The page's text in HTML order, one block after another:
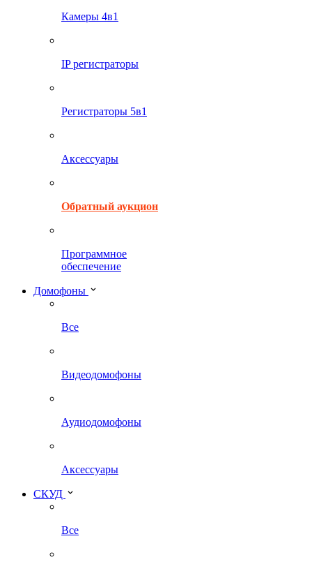
Камеры 4в1
IP регистраторы
Регистраторы 5в1
Аксессуары
Обратный аукцион
Программное
обеспечение
Домофоны
Все
Видеодомофоны
Аудиодомофоны
Аксессуары
СКУД
Все